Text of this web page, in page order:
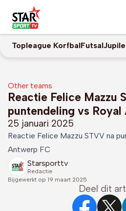
Topleague KorfbalFutsal
Other teams
Reactie Felice Mazzu
puntendeling vs
25 januari 2025
Reactie Felice Mazzu STVV na
Antwerp FC
Starsporttv
Redactie
Bijgewerkt op 19 maart 2025
Deel dit